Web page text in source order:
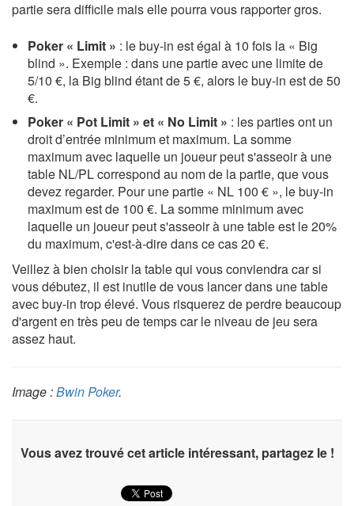
partie sera difficile mais elle pourra vous rapporter gros.
Poker « Limit » : le buy-in est égal à 10 fois la « Big
blind ». Exemple : dans une partie avec une limite de
5/10 €, la Big blind étant de 5 €, alors le buy-in est de 50
€.
Poker « Pot Limit » et « No Limit » : les parties ont un
droit d’entrée minimum et maximum. La somme
maximum avec laquelle un joueur peut s'asseoir à une
table NL/PL correspond au nom de la partie, que vous
devez regarder. Pour une partie « NL 100 € », le buy-in
maximum est de 100 €. La somme minimum avec
laquelle un joueur peut s'asseoir à une table est le 20%
du maximum, c'est-à-dire dans ce cas 20 €.
Veillez à bien choisir la table qui vous conviendra car si
vous débutez, il est inutile de vous lancer dans une table
avec buy-in trop élevé. Vous risquerez de perdre beaucoup
d'argent en très peu de temps car le niveau de jeu sera
assez haut.
Image :Bwin Poker.
Vous avez trouvé cet article intéressant, partagez le !